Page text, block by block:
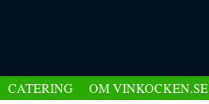
CATERING OM VINKOCKEN.SE